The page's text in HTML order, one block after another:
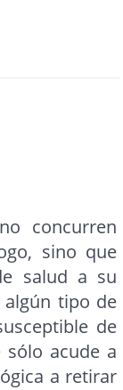
concurren
sino que
salud a su
tipo de
de
sólo acude a
a retirar